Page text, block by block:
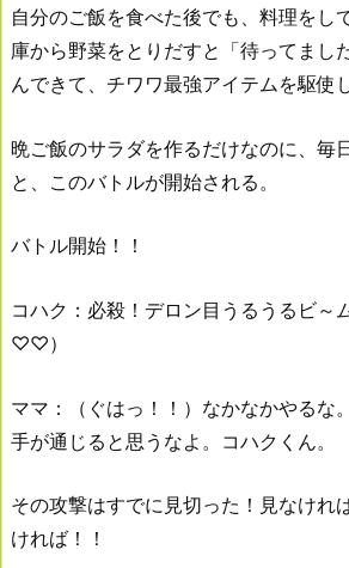
自分のご飯を食べた後でも、料理をし
庫から野菜をとりだすと「待ってまし
んできて、チワワ最強アイテムを駆使
晩ご飯のサラダを作るだけなのに、毎
と、このバトルが開始される。
バトル開始！！
コハク：必殺！デロン目うるうるビ
♡♡）
ママ：（ぐはっ！！）なかなかやるな
手が通じると思うなよ。コハクくん。
その攻撃はすでに見切った！見なけれ
ければ！！